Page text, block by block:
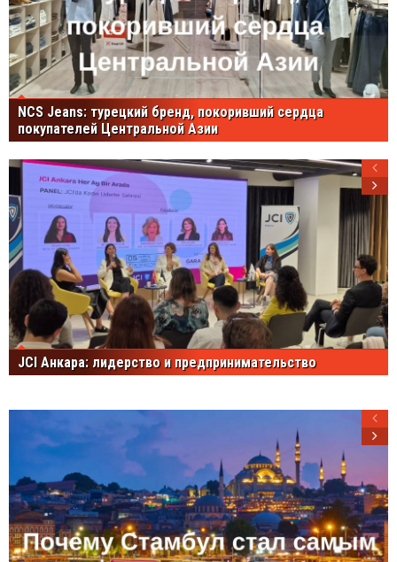
NCS Jeans: турецкий бренд, покоривший сердца
покупателей Центральной Азии
JCI Анкара: лидерство и предпринимательство